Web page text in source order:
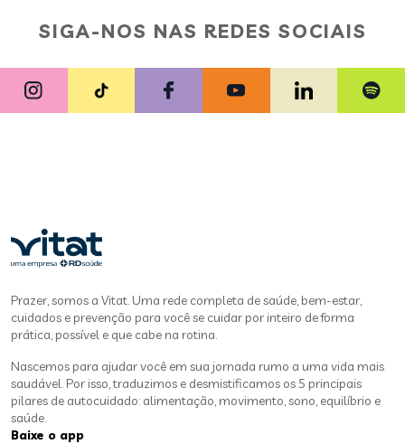
SIGA-NOS NAS REDES SOCIAIS
Prazer, somos a Vitat. Uma rede completa de saúde, bem-estar,
cuidados e prevenção para você se cuidar por inteiro de forma
prática, possível e que cabe na rotina.
Nascemos para ajudar você em sua jornada rumo a uma vida mais
saudável. Por isso, traduzimos e desmistificamos os 5 principais
pilares de autocuidado: alimentação, movimento, sono, equilíbrio e
saúde.
Baixe o app